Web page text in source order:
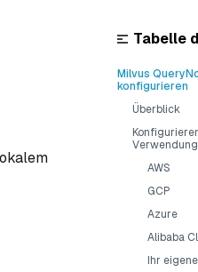
Tabelle
Milvus
konfigurieren
Überblick
AWS
GCP
Azure
Alibaba
Ihr